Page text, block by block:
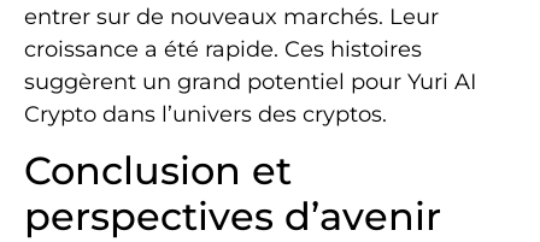
entrer sur de nouveaux marchés. Leur
croissance a été rapide. Ces histoires
suggèrent un grand potentiel pour Yuri AI
Crypto dans l’univers des cryptos.
Conclusion et
perspectives d’avenir